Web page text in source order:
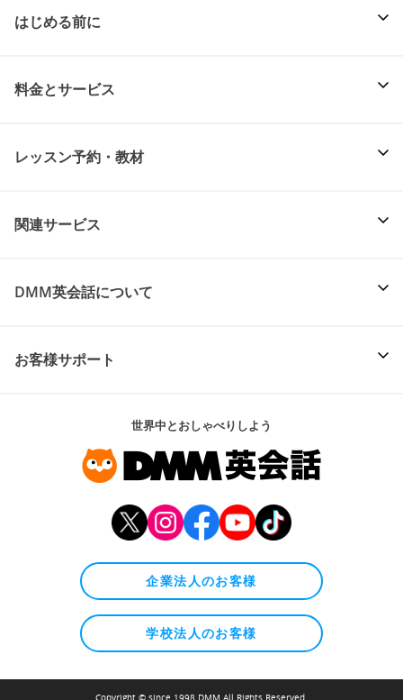
はじめる前に
料金とサービス
レッスン予約・教材
関連サービス
DMM英会話について
お客様サポート
世界中とおしゃべりしよう
企業法人のお客様
学校法人のお客様
Copyright © since 1998 DMM All Rights Reserved.